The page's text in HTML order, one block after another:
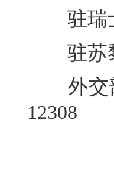
驻瑞士
驻苏黎
外交部
12308